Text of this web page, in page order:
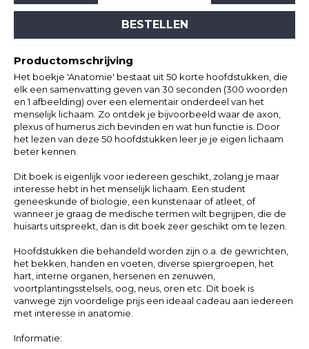
BESTELLEN
Productomschrijving
Het boekje 'Anatomie' bestaat uit 50 korte hoofdstukken, die
elk een samenvatting geven van 30 seconden (300 woorden
en 1 afbeelding) over een elementair onderdeel van het
menselijk lichaam. Zo ontdek je bijvoorbeeld waar de axon,
plexus of humerus zich bevinden en wat hun functie is. Door
het lezen van deze 50 hoofdstukken leer je je eigen lichaam
beter kennen.
Dit boek is eigenlijk voor iedereen geschikt, zolang je maar
interesse hebt in het menselijk lichaam. Een student
geneeskunde of biologie, een kunstenaar of atleet, of
wanneer je graag de medische termen wilt begrijpen, die de
huisarts uitspreekt, dan is dit boek zeer geschikt om te lezen.
Hoofdstukken die behandeld worden zijn o.a. de gewrichten,
het bekken, handen en voeten, diverse spiergroepen, het
hart, interne organen, hersenen en zenuwen,
voortplantingsstelsels, oog, neus, oren etc. Dit boek is
vanwege zijn voordelige prijs een ideaal cadeau aan iedereen
met interesse in anatomie.
Informatie: